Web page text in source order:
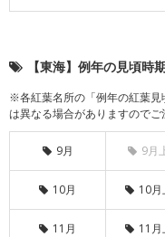
【東海】例年の見頃時
※各紅葉名所の「例年の紅葉見
は異なる場合がありますのでご
9月 9月
10月 10月
11月 11月